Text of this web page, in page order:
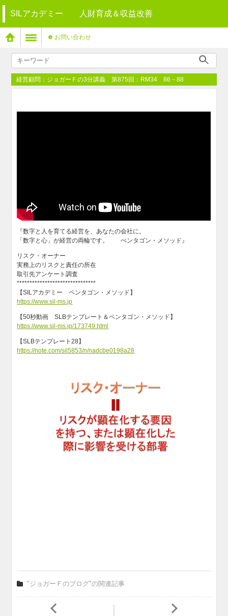
SILアカデミー 人財育成＆収益改善
お問い合わせ
経営顧問：ジョガーＦの3分講義 第875回：RM34 86－88
『数字と人を育てる経営を、あなたの会社に。
「数字と心」が経営の両輪です。 ぺンタゴン・メソッド』
リスク・オーナー
実務上のリスクと責任の所在
取引先アンケート調査
*******************************
【SILアカデミー ペンタゴン・メソッド】
https://www.sil-ms.jp​
【50秒動画 SLBテンプレート＆ペンタゴン・メソッド】
https://www.sil-ms.jp/173749.html
【SLBテンプレート28】
https://note.com/sil5853/n/nadcbe0198a28
"ジョガーＦのブログ"の関連記事